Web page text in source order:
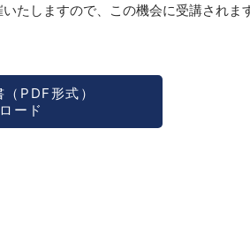
たしますので、この機会に受講されま
PDF形式）
ード